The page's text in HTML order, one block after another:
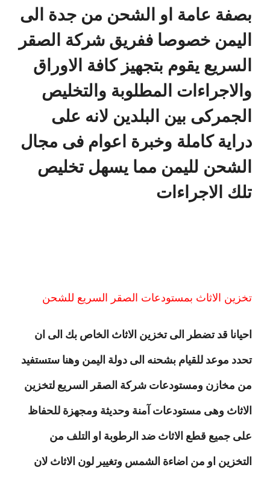
بصفة عامة او الشحن من جدة الى
اليمن خصوصا ففريق شركة الصقر
السريع يقوم بتجهيز كافة الاوراق
والاجراءات المطلوبة والتخليص
الجمركى بين البلدين لانه على
دراية كاملة وخبرة اعوام فى مجال
الشحن لليمن مما يسهل تخليص
تلك الاجراءات
تخزين الاثاث بمستودعات الصقر السريع للشحن
احيانا قد تضطر الى تخزين الاثاث الخاص بك الى ان
تحدد موعد للقيام بشحنه الى دولة اليمن وهنا ستستفيد
من مخازن ومستودعات شركة الصقر السريع لتخزين
الاثاث وهى مستودعات آمنة وحديثة ومجهزة للحفاظ
على جميع قطع الاثاث ضد الرطوبة او التلف من
التخزين او من اضاءة الشمس وتغيير لون الاثاث لان